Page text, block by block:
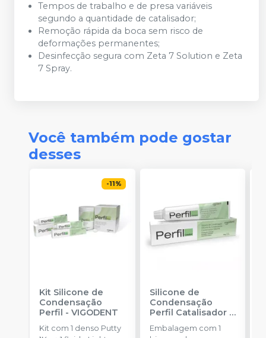
Tempos de trabalho e de presa variáveis
segundo a quantidade de catalisador;
Remoção rápida da boca sem risco de
deformações permanentes;
Desinfecção segura com Zeta 7 Solution e Zeta
7 Spray.
Você também pode gostar
desses
-11%
Kit Silicone de
Condensação
Perfil -VIGODENT
Kit com 1 denso Putty
Silicone de
Condensação
Perfil Catalisador-
VIGODENT
Embalagem com 1